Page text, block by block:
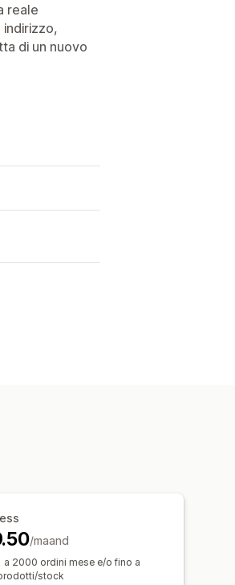
reale
indirizzo,
di un nuovo
/maand
a 2000 ordini mese e/o fino a
stock